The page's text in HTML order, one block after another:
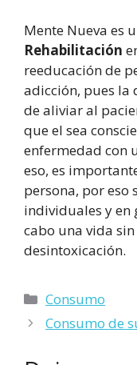
Mente Nueva es
Rehabilitación
reeducación de
adicción, pues la
de aliviar al
que el sea
enfermedad con
eso, es
persona, por eso
individuales y en
cabo una vida
desintoxicación.
Categorías
Consumo
Consumo de